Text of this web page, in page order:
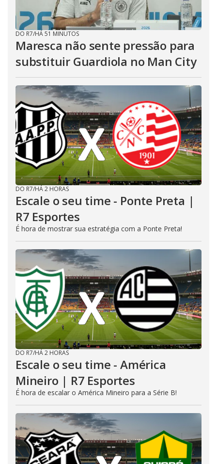
DO R7/HÁ 51 MINUTOS
Maresca não sente pressão para
substituir Guardiola no Man City
DO R7/HÁ 2 HORAS
Escale o seu time - Ponte Preta |
R7 Esportes
É hora de mostrar sua estratégia com a Ponte Preta!
DO R7/HÁ 2 HORAS
Escale o seu time - América
Mineiro | R7 Esportes
É hora de escalar o América Mineiro para a Série B!